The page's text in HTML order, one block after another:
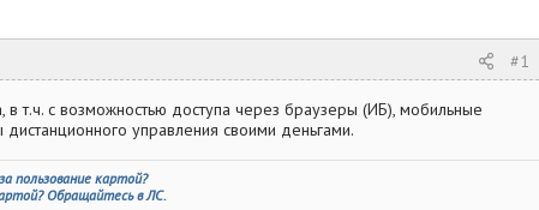
#1
т.ч. с возможностью доступа через браузеры (ИБ), мобильные
управления своими деньгами.
пользование картой?
Обращайтесь в ЛС.